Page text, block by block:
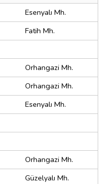
Esenyalı Mh.
Fatih Mh.
Orhangazi Mh.
Orhangazi Mh.
Esenyalı Mh.
Orhangazi Mh.
Güzelyalı Mh.